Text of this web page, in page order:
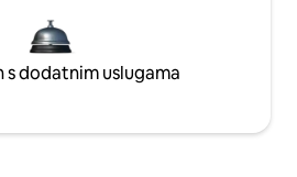
s dodatnim uslugama